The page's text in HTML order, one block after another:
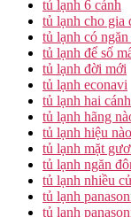
tủ lạnh 6 cánh
tủ lạnh cho gia
tủ lạnh có
tủ lạnh để số
tủ lạnh đời mới
tủ lạnh econavi
tủ lạnh hai cánh
tủ lạnh hãng
tủ lạnh hiệu
tủ lạnh mặt
tủ lạnh ngăn
tủ lạnh nhiều
tủ lạnh
tủ lạnh